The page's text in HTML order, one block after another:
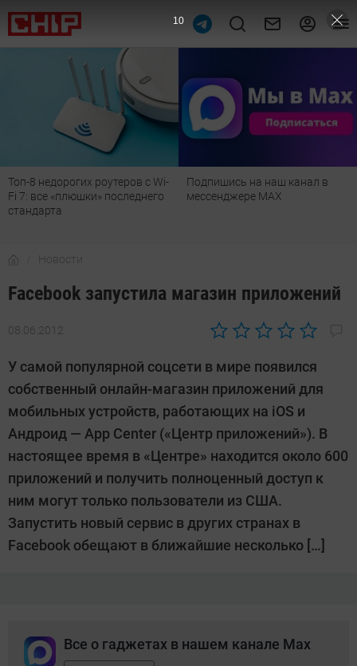
Топ-8 недорогих роутеров с Wi-
Fi 7: все «плюшки» последнего
стандарта
Подпишись на наш канал в
мессенджере МАХ
Новости
Facebook запустила магазин приложений
08.06.2012
Автор:
У самой популярной соцсети в мире появился
собственный онлайн-магазин приложений для
мобильных устройств, работающих на iOS и
Андроид — App Center («Центр приложений»). В
настоящее время в «Центре» находится около 600
приложений и получить полноценный доступ к
ним могут только пользователи из США.
Запустить новый сервис в других странах в
Facebook обещают в ближайшие несколько […]
Все о гаджетах в нашем канале Max
9